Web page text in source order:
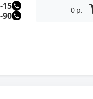
15
90
0 р.